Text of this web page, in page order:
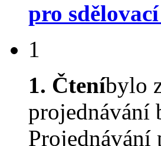
pro
1
1. Čteníbylo
projednávání